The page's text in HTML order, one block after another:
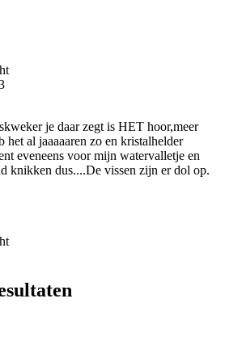
je daar zegt is HET hoor,meer
al jaaaaaren zo en kristalhelder
eveneens voor mijn watervalletje en
knikken dus....De vissen zijn er dol op.